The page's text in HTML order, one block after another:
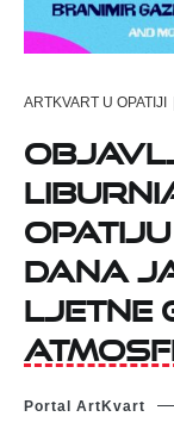
ARTKVART U OPATIJI
dana
ljetne
Portal ArtKvart